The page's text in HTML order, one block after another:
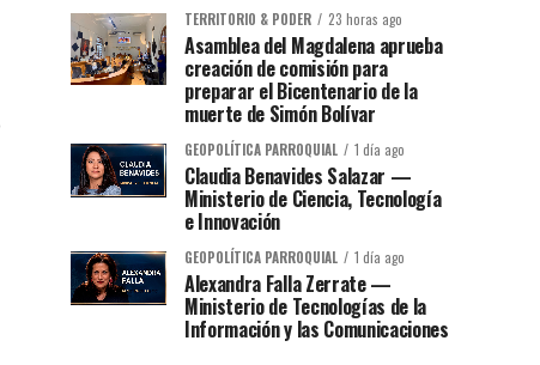
TERRITORIO & PODER 23 horas ago
Asamblea del Magdalena aprueba
creación de comisión para
preparar el Bicentenario de la
muerte de Simón Bolívar
GEOPOLÍTICA PARROQUIAL 1 día ago
Claudia Benavides Salazar —
Ministerio de Ciencia, Tecnología
e Innovación
GEOPOLÍTICA PARROQUIAL 1 día ago
Alexandra Falla Zerrate —
Ministerio de Tecnologías de la
Información y las Comunicaciones